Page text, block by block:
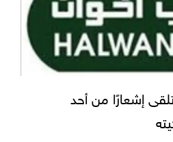
إشعارًا من أحد